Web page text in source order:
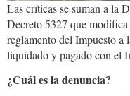
Las críticas se suman a la
Decreto 5327 que
reglamento del Impuesto a
liquidado y pagado con el
¿Cuál es la denuncia?